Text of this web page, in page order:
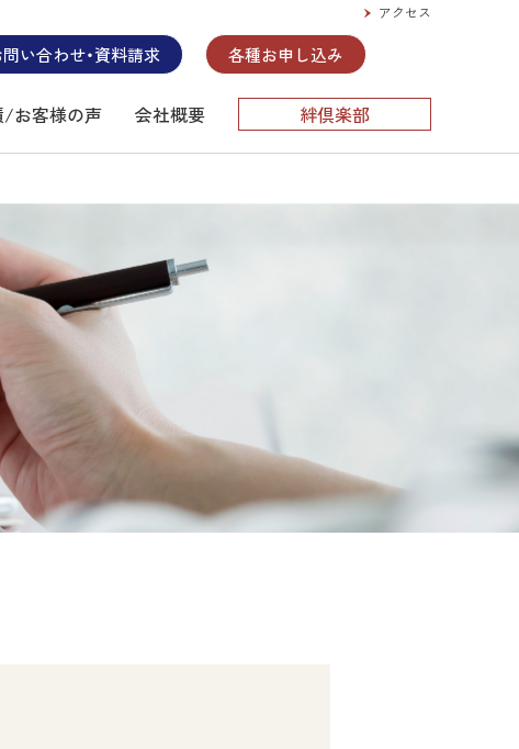
アクセス
い合わせ・資料請求 各種お申し込み
/お客様の声 会社概要 絆倶楽部
のお問い合わせはこちら。